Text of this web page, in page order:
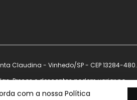
Claudina - Vinhedo/SP - CEP 13284-480.
Preços e descontos podem variar no
de dados.
com a nossa Política